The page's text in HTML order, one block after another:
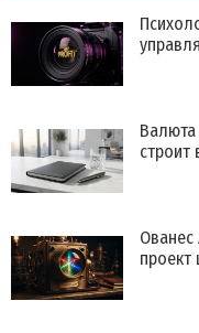
Валюта
строит
Ованес
проект